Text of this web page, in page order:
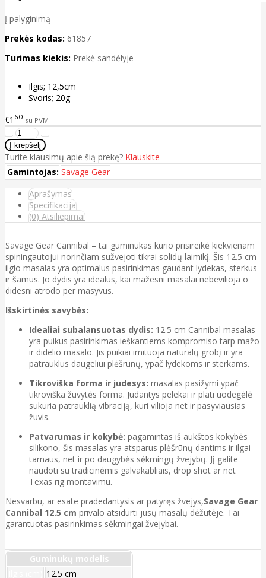
Į palyginimą
Prekės kodas: 61857
Turimas kiekis: Prekė sandėlyje
Ilgis; 12,5cm
Svoris; 20g
€1 60 su PVM
Turite klausimų apie šią prekę? Klauskite
Gamintojas: Savage Gear
Aprašymas
Specifikacija
(0) Atsiliepimai
Savage Gear Cannibal – tai guminukas kurio prisireikė kiekvienam
spiningautojui norinčiam sužvejoti tikrai solidų laimikį. Šis 12.5 cm
ilgio masalas yra optimalus pasirinkimas gaudant lydekas, sterkus
ir šamus. Jo dydis yra idealus, kai mažesni masalai nebevilioja o
didesni atrodo per masyvūs.
Išskirtinės savybės:
Idealiai subalansuotas dydis: 12.5 cm Cannibal masalas
yra puikus pasirinkimas ieškantiems kompromiso tarp mažo
ir didelio masalo. Jis puikiai imituoja natūralų grobį ir yra
patrauklus daugeliui plėšrūnų, ypač lydekoms ir sterkams.
Tikroviška forma ir judesys: masalas pasižymi ypač
tikroviška žuvytės forma. Judantys pelekai ir plati uodegėlė
sukuria patrauklią vibraciją, kuri vilioja net ir pasyviausias
žuvis.
Patvarumas ir kokybė: pagamintas iš aukštos kokybės
silikono, šis masalas yra atsparus plėšrūnų dantims ir ilgai
tarnaus, net ir po daugybės sėkmingų žvejybų. Jį galite
naudoti su tradicinėmis galvakabliais, drop shot ar net
Texas rig montavimu.
Nesvarbu, ar esate pradedantysis ar patyręs žvejys,Savage Gear
Cannibal 12.5 cm privalo atsidurti jūsų masalų dėžutėje. Tai
garantuotas pasirinkimas sėkmingai žvejybai.
Guminukų modelis
12.5 cm